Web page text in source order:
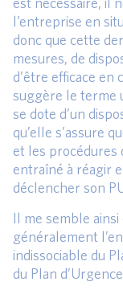
l’entreprise en
donc que cette
mesures, de
d’être efficace en
suggère le terme
se dote d’un
qu’elle s’assure
et les procédures
entraîné à réagir
déclencher son
Il me semble ainsi
généralement
indissociable du
du Plan